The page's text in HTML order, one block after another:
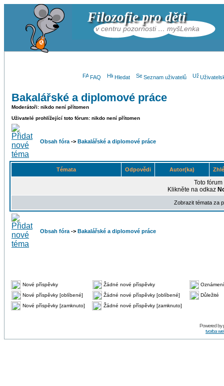
Filozofie pro děti
v centru pozornosti … myšLenka
FAQ Hledat Seznam uživatelů
Bakalářské a diplomové práce
Moderátoři: nikdo není přítomen
Uživatelé prohlížející toto fórum: nikdo není přítomen
Obsah fóra -> Bakalářské a diplomové práce
Témata Odpovědi Autor(ka)
Toto
Klikněte na odkaz
Zobrazit témata za
Obsah fóra -> Bakalářské a diplomové práce
Nové příspěvky Žádné nové příspěvky
Oznámení
Nové příspěvky [oblíbené]
Žádné nové příspěvky [oblíbené]
Důležité
Nové příspěvky [zamknuto]
Žádné nové příspěvky [zamknuto]
Powered by
tvorba